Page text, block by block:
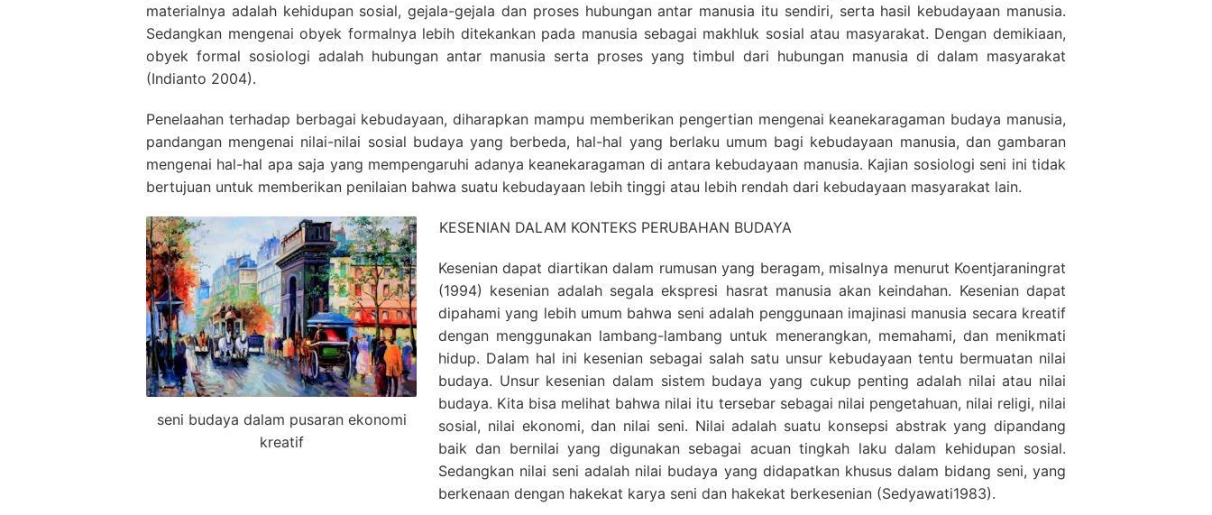
materialnya adalah kehidupan sosial, gejala-gejala dan proses hubungan antar manusia itu sendiri, serta hasil kebudayaan manusia.
Sedangkan mengenai obyek formalnya lebih ditekankan pada manusia sebagai makhluk sosial atau masyarakat. Dengan demikiaan,
obyek formal sosiologi adalah hubungan antar manusia serta proses yang timbul dari hubungan manusia di dalam masyarakat
(Indianto 2004).
Penelaahan terhadap berbagai kebudayaan, diharapkan mampu memberikan pengertian mengenai keanekaragaman budaya manusia,
pandangan mengenai nilai-nilai sosial budaya yang berbeda, hal-hal yang berlaku umum bagi kebudayaan manusia, dan gambaran
mengenai hal-hal apa saja yang mempengaruhi adanya keanekaragaman di antara kebudayaan manusia. Kajian sosiologi seni ini tidak
bertujuan untuk memberikan penilaian bahwa suatu kebudayaan lebih tinggi atau lebih rendah dari kebudayaan masyarakat lain.
seni budaya dalam pusaran ekonomi
kreatif
KESENIAN DALAM KONTEKS PERUBAHAN BUDAYA
Kesenian dapat diartikan dalam rumusan yang beragam, misalnya menurut Koentjaraningrat
(1994) kesenian adalah segala ekspresi hasrat manusia akan keindahan. Kesenian dapat
dipahami yang lebih umum bahwa seni adalah penggunaan imajinasi manusia secara kreatif
dengan menggunakan lambang-lambang untuk menerangkan, memahami, dan menikmati
hidup. Dalam hal ini kesenian sebagai salah satu unsur kebudayaan tentu bermuatan nilai
budaya. Unsur kesenian dalam sistem budaya yang cukup penting adalah nilai atau nilai
budaya. Kita bisa melihat bahwa nilai itu tersebar sebagai nilai pengetahuan, nilai religi, nilai
sosial, nilai ekonomi, dan nilai seni. Nilai adalah suatu konsepsi abstrak yang dipandang
baik dan bernilai yang digunakan sebagai acuan tingkah laku dalam kehidupan sosial.
Sedangkan nilai seni adalah nilai budaya yang didapatkan khusus dalam bidang seni, yang
berkenaan dengan hakekat karya seni dan hakekat berkesenian (Sedyawati1983).